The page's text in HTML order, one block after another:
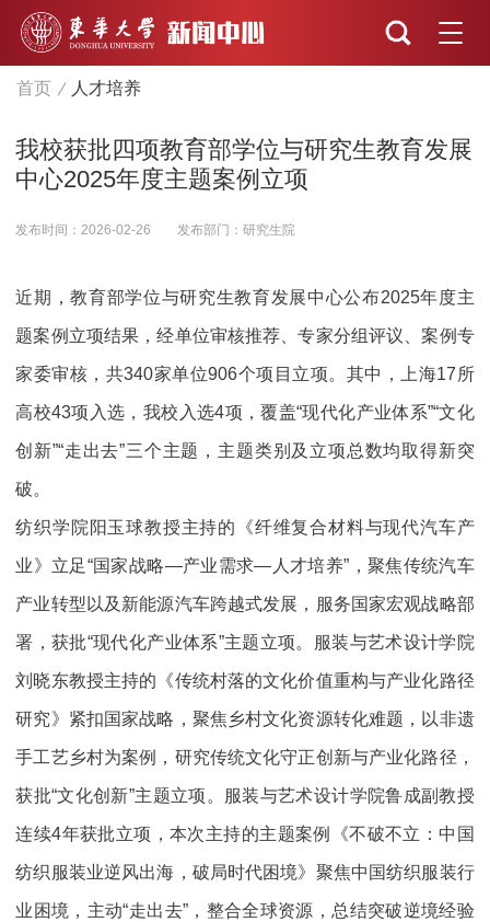
首页 人才培养
我校获批四项教育部学位与研究生教育发展
中心2025年度主题案例立项
发布时间：2026-02-26 发布部门：研究生院
近期，教育部学位与研究生教育发展中心公布2025年度主
题案例立项结果，经单位审核推荐、专家分组评议、案例专
家委审核，共340家单位906个项目立项。其中，上海17所
高校43项入选，我校入选4项，覆盖“现代化产业体系”“文化
创新”“走出去”三个主题，主题类别及立项总数均取得新突
破。
纺织学院阳玉球教授主持的《纤维复合材料与现代汽车产
业》立足“国家战略—产业需求—人才培养”，聚焦传统汽车
产业转型以及新能源汽车跨越式发展，服务国家宏观战略部
署，获批“现代化产业体系”主题立项。 服装与艺术设计学院
刘晓东教授主持的《传统村落的文化价值重构与产业化路径
研究》紧扣国家战略，聚焦乡村文化资源转化难题，以非遗
手工艺乡村为案例，研究传统文化守正创新与产业化路径，
获批“文化创新”主题立项。 服装与艺术设计学院鲁成副教授
连续4年获批立项，本次主持的主题案例《不破不立：中国
纺织服装业逆风出海，破局时代困境》聚焦中国纺织服装行
业困境，主动“走出去”，整合全球资源，总结突破逆境经验